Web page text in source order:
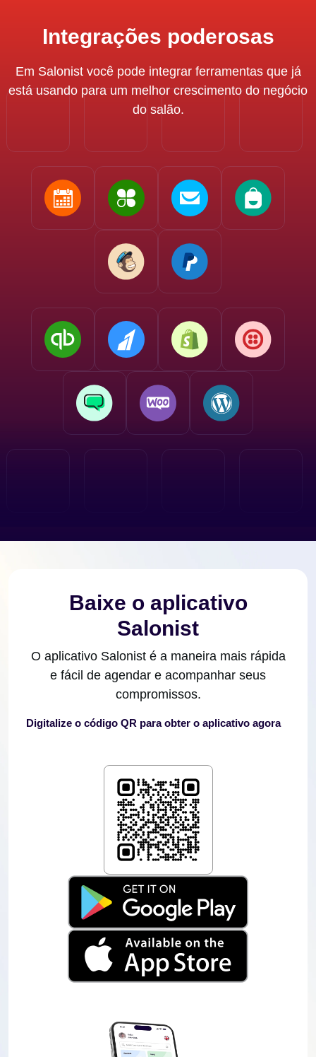
Integrações poderosas
Em Salonist você pode integrar ferramentas que já
está usando para um melhor crescimento do negócio
do salão.
Baixe o aplicativo
Salonist
O aplicativo Salonist é a maneira mais rápida
e fácil de agendar e acompanhar seus
compromissos.
Digitalize o código QR para obter o aplicativo agora